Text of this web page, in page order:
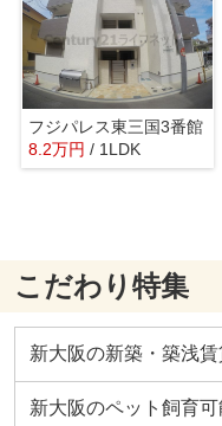
フジパレス東三国3番館
8.2万円 / 1LDK
こだわり特集
新大阪の新築・築浅
新大阪のペット飼育